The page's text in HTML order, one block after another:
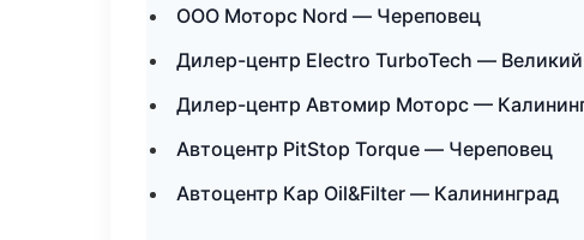
ООО Моторс Nord — Череповец
Дилер-центр Electro TurboTech —
Дилер-центр Автомир Моторс —
Автоцентр PitStop Torque — Череповец
Автоцентр Кар Oil&Filter — Калининград